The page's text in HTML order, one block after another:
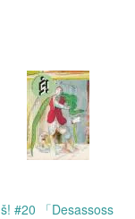
š! #20 「Desassoss